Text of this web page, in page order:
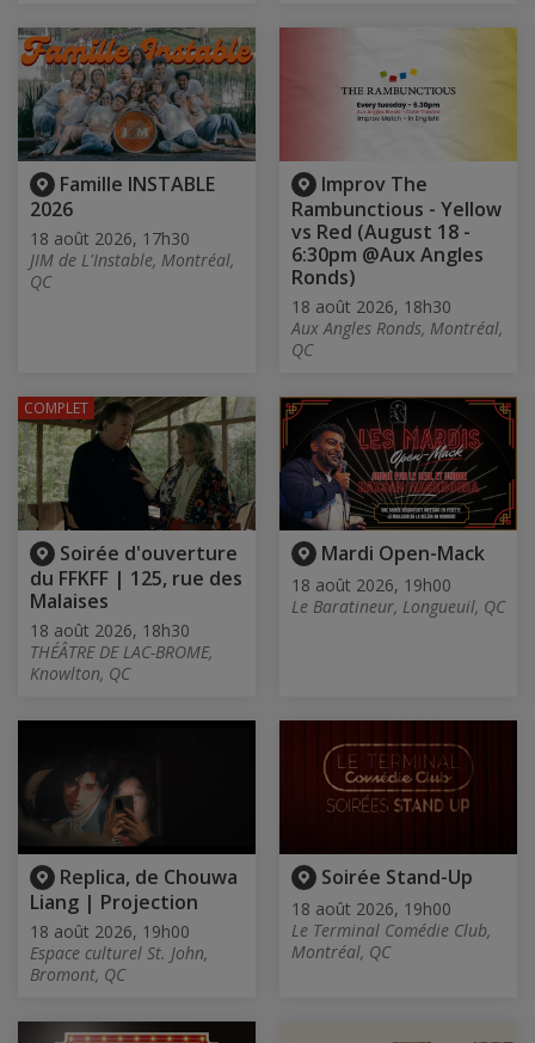
Famille INSTABLE
2026
18 août 2026, 17h30
JIM de L'Instable, Montréal,
QC
Improv The
Rambunctious - Yellow
vs Red (August 18 -
6:30pm @Aux Angles
Ronds)
18 août 2026, 18h30
Aux Angles Ronds, Montréal,
QC
Soirée d'ouverture
du FFKFF | 125, rue des
Malaises
18 août 2026, 18h30
THÉÂTRE DE LAC-BROME,
Knowlton, QC
COMPLET
Mardi Open-Mack
18 août 2026, 19h00
Le Baratineur, Longueuil, QC
Replica, de Chouwa
Liang | Projection
18 août 2026, 19h00
Espace culturel St. John,
Bromont, QC
Soirée Stand-Up
18 août 2026, 19h00
Le Terminal Comédie Club,
Montréal, QC